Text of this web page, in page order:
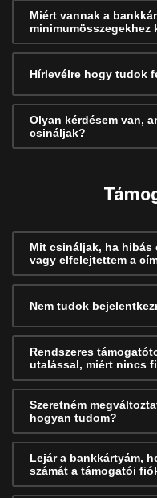
Miért vannak a
minimumösszegekhez
Hírlevélre hogy tudok
Olyan kérdésem van,
csináljak?
Mit csináljak, ha hibás
vagy elfelejtettem a
Nem tudok
Rendszeres
utalással, miért nincs
Szeretném
hogyan tudom?
Lejár a bankkártyám,
számát a támogatói